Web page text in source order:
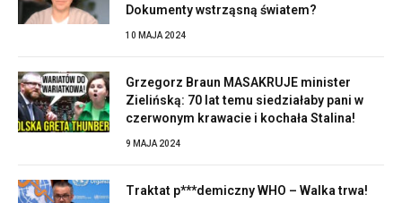
Dokumenty wstrząsną światem?
10 MAJA 2024
Grzegorz Braun MASAKRUJE minister
Zielińską: 70 lat temu siedziałaby pani w
czerwonym krawacie i kochała Stalina!
9 MAJA 2024
Traktat p***demiczny WHO – Walka trwa!